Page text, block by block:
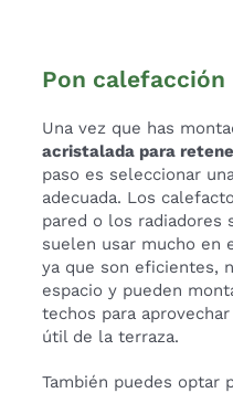
Pon calefacción
Una vez que has
acristalada para
paso es seleccionar
adecuada. Los
pared o los radiadores
suelen usar mucho en
ya que son eficientes,
espacio y pueden
techos para
útil de la terraza.
También puedes optar